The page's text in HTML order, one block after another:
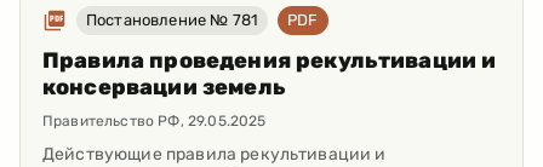
Постановление № 781 PDF
Правила проведения рекультивации и
консервации земель
Правительство РФ, 29.05.2025
Действующие правила рекультивации и